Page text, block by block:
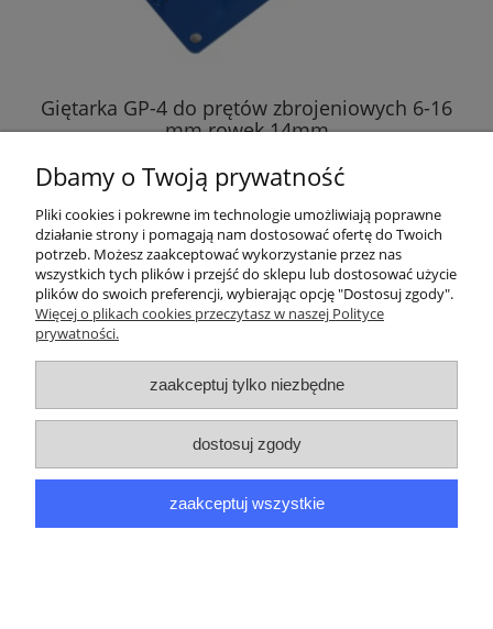
Giętarka GP-4 do prętów zbrojeniowych 6-16
mm rowek 14mm
245,00 zł
Moje konto
O nas
Dane kontaktowe
Sklep internetowy PPM Paweł Achranowicz | ul. Elbląska 113, 80-
718 Gdańsk |shop@gietarka.eu|693520120| NIP: 5832517259 |
Dbamy o Twoją prywatność
Pliki cookies i pokrewne im technologie umożliwiają poprawne
działanie strony i pomagają nam dostosować ofertę do Twoich
potrzeb. Możesz zaakceptować wykorzystanie przez nas
wszystkich tych plików i przejść do sklepu lub dostosować użycie
plików do swoich preferencji, wybierając opcję "Dostosuj zgody".
Więcej o plikach cookies przeczytasz w naszej Polityce
prywatności.
zaakceptuj tylko niezbędne
dostosuj zgody
zaakceptuj wszystkie